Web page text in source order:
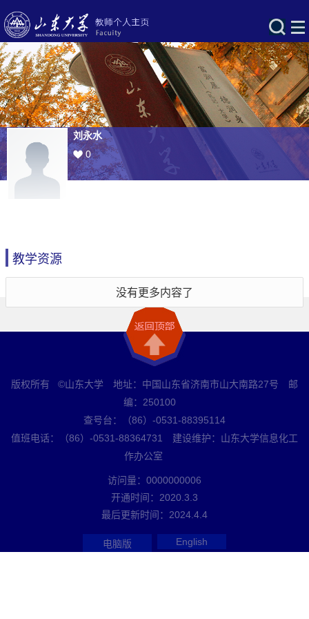
刘永水
0
教学资源
没有更多内容了
版权所有 ©山东大学 地址：中国山东省济南市山大南路27号 邮
编：250100
查号台：（86）-0531-88395114
值班电话：（86）-0531-88364731 建设维护：山东大学信息化工
作办公室
访问量： 0000000006
开通时间： 2020 3 3
最后更新时间： 2024 4 4
电脑版 English